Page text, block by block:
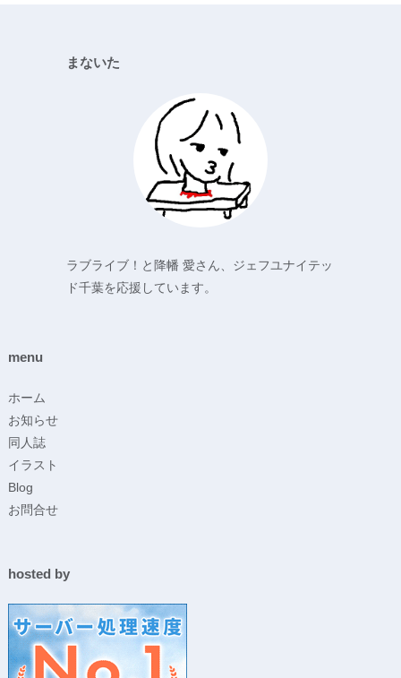
まないた
ラブライブ！と降幡 愛さん、ジェフユナイテッ
ド千葉を応援しています。
menu
ホーム
お知らせ
同人誌
イラスト
Blog
お問合せ
hosted by